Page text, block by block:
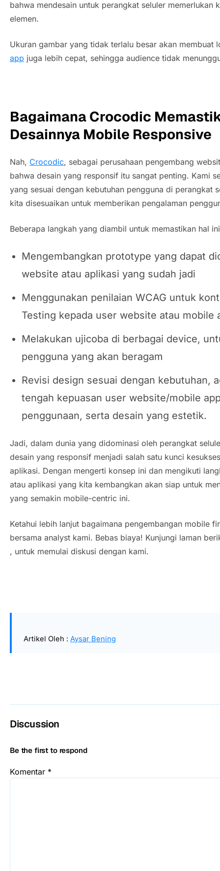
bahwa mendesain untuk perangkat seluler memerlukan
elemen.
Ukuran gambar yang tidak terlalu besar akan membuat
app juga lebih cepat, sehingga audience tidak
Bagaimana Crocodic
Desainnya Mobile Responsive
Nah, Crocodic, sebagai perusahaan pengembang
bahwa desain yang responsif itu sangat penting. Kami
yang sesuai dengan kebutuhan pengguna di perangkat
kita disesuaikan untuk memberikan pengalaman
Beberapa langkah yang diambil untuk memastikan hal
Mengembangkan prototype yang dapat
website atau aplikasi yang sudah jadi
Menggunakan penilaian WCAG untuk
Testing kepada user website atau mobile
Melakukan ujicoba di berbagai device,
pengguna yang akan beragam
Revisi design sesuai dengan kebutuhan,
tengah kepuasan user website/mobile
penggunaan, serta desain yang estetik.
Jadi, dalam dunia yang didominasi oleh perangkat
desain yang responsif menjadi salah satu kunci
aplikasi. Dengan mengerti konsep ini dan mengikuti
atau aplikasi yang kita kembangkan akan siap untuk
yang semakin mobile-centric ini.
Ketahui lebih lanjut bagaimana pengembangan mobile
bersama analyst kami. Bebas biaya! Kunjungi laman
, untuk memulai diskusi dengan kami.
Artikel Oleh : Aysar Bening
Discussion
Be the first to respond
Komentar *